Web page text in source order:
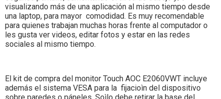
visualizando más de una aplicación al mismo tiempo desde
una laptop, para mayor comodidad. Es muy recomendable
para quienes trabajan muchas horas frente al computador o
les gusta ver videos, editar fotos y estar en las redes
sociales al mismo tiempo.
El kit de compra del monitor Touch AOC E2060VWT incluye
además el sistema VESA para la fijacioìn del dispositivo
sobre paredes o páneles. Soìlo debe retirar la base del